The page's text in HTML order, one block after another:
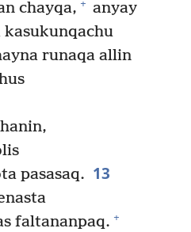
chayqa, + anyay
runaqa allin
pasasaq. 13
faltananpaq. +